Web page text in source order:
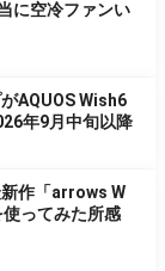
に空冷ファンい
AQUOS Wish6
年9月中旬以降
作「arrows W
ってみた所感